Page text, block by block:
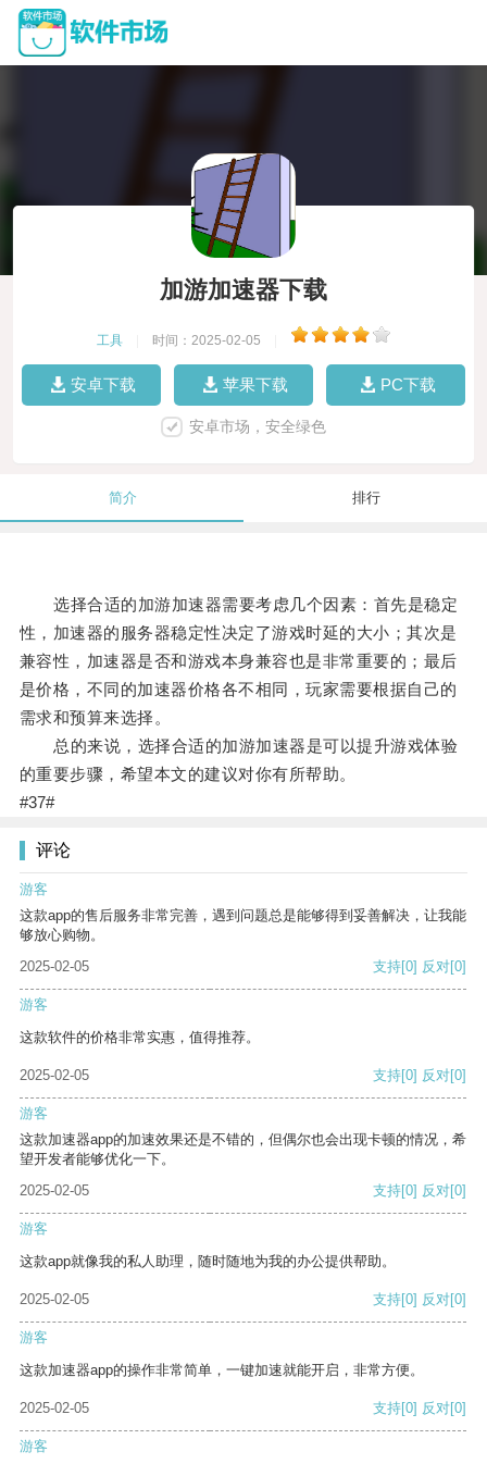
加游加速器下载
工具 时间：2025-02-05
安卓下载 苹果下载 PC下载
安卓市场，安全绿色
简介 排行
选择合适的加游加速器需要考虑几个因素：首先是稳定
性，加速器的服务器稳定性决定了游戏时延的大小；其次是
兼容性，加速器是否和游戏本身兼容也是非常重要的；最后
是价格，不同的加速器价格各不相同，玩家需要根据自己的
需求和预算来选择。
总的来说，选择合适的加游加速器是可以提升游戏体验
的重要步骤，希望本文的建议对你有所帮助。
#37#
评论
游客
这款app的售后服务非常完善，遇到问题总是能够得到妥善解决，让我能
够放心购物。
2025-02-05
支持[0] 反对[0]
游客
这款软件的价格非常实惠，值得推荐。
2025-02-05 支持[0] 反对[0]
游客
这款加速器app的加速效果还是不错的，但偶尔也会出现卡顿的情况，希
望开发者能够优化一下。
2025-02-05
支持[0] 反对[0]
游客
这款app就像我的私人助理，随时随地为我的办公提供帮助。
2025-02-05 支持[0] 反对[0]
游客
这款加速器app的操作非常简单，一键加速就能开启，非常方便。
2025-02-05 支持[0] 反对[0]
游客